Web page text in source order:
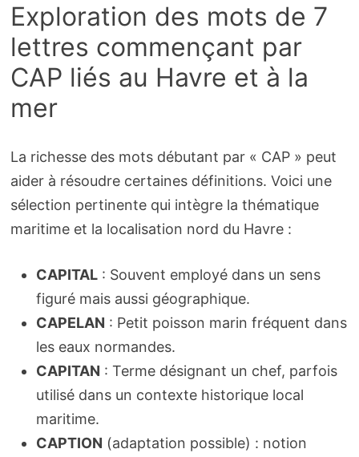
Exploration des mots de 7
lettres commençant par
CAP liés au Havre et à la
mer
La richesse des mots débutant par « CAP » peut
aider à résoudre certaines définitions. Voici une
sélection pertinente qui intègre la thématique
maritime et la localisation nord du Havre :
CAPITAL: Souvent employé dans un sens
figuré mais aussi géographique.
CAPELAN : Petit poisson marin fréquent dans
les eaux normandes.
CAPITAN : Terme désignant un chef, parfois
utilisé dans un contexte historique local
maritime.
CAPTION (adaptation possible) : notion